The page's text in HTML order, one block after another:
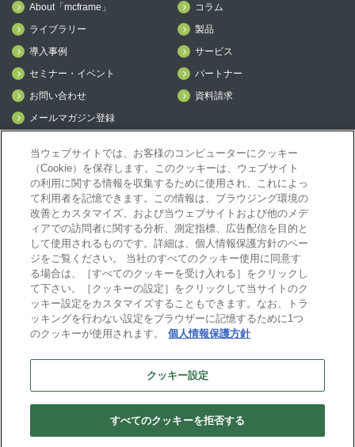
About「mcframe」
コラム
ライブラリー
製品
導入事例
サービス
セミナー・イベント
パートナー
お問い合わせ
資料請求
メールマガジン登録
mcframeナビ（ユーザ登録者）
mcframeユーザ会サイト（MCUG会員専用）
ID発行をご希望の方はこちら
パートナー専用サイト
mcframe GAパートナー専用サイト
MIJS
B-EN-Gについて
ビジネスエンジニアリング株式会社
当ウェブサイトでは、お客様のコンピューターにクッキー
（Cookie）を保存します。このクッキーは、ウェブサイト
の利用に関する情報を収集するために使用され、これによっ
て利用者を記憶できます。この情報は、ブラウジング環境の
改善とカスタマイズ、および当ウェブサイトおよび他のメデ
ィアでの訪問者に関する分析、測定指標、広告配信を目的と
して使用されるものです。詳細は、個人情報保護方針のペー
ジをご覧ください。 当社のすべてのクッキー使用に同意す
る場合は、［すべてのクッキーを受け入れる］をクリックし
て下さい。［クッキーの設定］をクリックして当サイトのク
ッキー設定をカスタマイズすることもできます。なお、トラ
ッキングを行わない設定をブラウザーに記憶するために1つ
のクッキーが使用されます。
個人情報保護方針
クッキー設定
すべてのクッキーを拒否する